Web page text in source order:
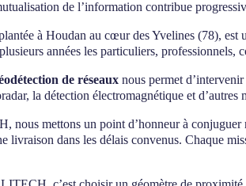
de l’information contribue
à Houdan au cœur des Yvelines (78), est
années les particuliers, professionnels,
de réseaux nous permet
la détection électromagnétique et
mettons un point d’honneur à conjuguer
livraison dans les délais convenus. Chaque